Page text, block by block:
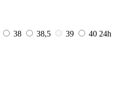
38 38,5 39 40 24h